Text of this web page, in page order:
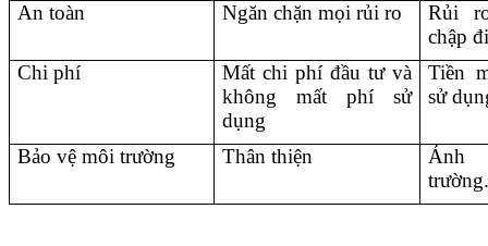
An toàn
Ngăn chặn mọi rủi ro
Rủi
chập
Chi phí
Mất chi phí đầu tư và
không mất phí sử
dụng
Tiền
sử
Bảo vệ môi trường Thân thiện
Ảnh